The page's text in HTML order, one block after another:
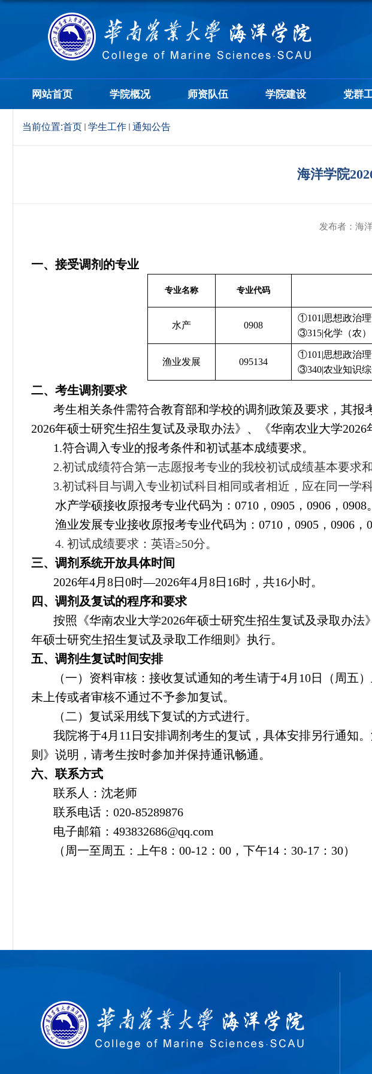
网站首页 学院概况 师资队伍 学院建设 党群
当前位置:首页 学生工作 通知公告
海洋学院
发布者：海
一、接受调剂的专业
专业名称 专业代码
水产 0908
①101|思想政治
③315|化学（农
渔业发展 095134
①101|思想政治
③340|农业知识
二、考生调剂要求
考生相关条件需符合教育部和学校的调剂政策及要求，其
2026年硕士研究生招生复试及录取办法》、《华南农业大学2026
1.符合调入专业的报考条件和初试基本成绩要求。
2.初试成绩符合第一志愿报考专业的我校初试成绩基本要求
3.初试科目与调入专业初试科目相同或者相近，应在同一学
水产学硕接收原报考专业代码为： 0710， 0905，0906，0908。
渔业发展专业接收原报考专业代码为： 0710， 0905，0906，
4. 初试成绩要求：英语≥50分。
三、调剂系统开放具体时间
2026年4月8日0时—2026年4月8日16时，共16小时。
四、调剂及复试的程序和要求
按照《华南农业大学2026年硕士研究生招生复试及录取办
年硕士研究生招生复试及录取工作细则》执行。
五、调剂生复试时间安排
（一）资料审核：接收复试通知的考生请于4月10日（周五
未上传或者审核不通过不予参加复试。
（二）复试采用线下复试的方式进行。
我院将于4月11日安排调剂考生的复试，具体安排另行通知
则》说明，请考生按时参加并保持通讯畅通。
六、联系方式
联系人：沈老师
联系电话：020-85289876
电子邮箱：493832686@qq.com
（周一至周五：上午8：00-12：00，下午14：30-17：30）